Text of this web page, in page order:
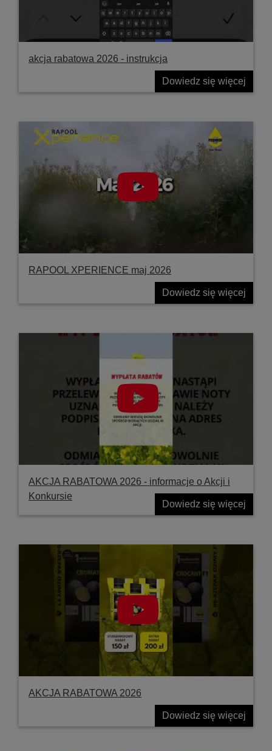
akcja rabatowa 2026 - instrukcja
Dowiedz się więcej
RAPOOL XPERIENCE maj 2026
Dowiedz się więcej
AKCJA RABATOWA 2026 - informacje o Akcji i
Konkursie
Dowiedz się więcej
AKCJA RABATOWA 2026
Dowiedz się więcej